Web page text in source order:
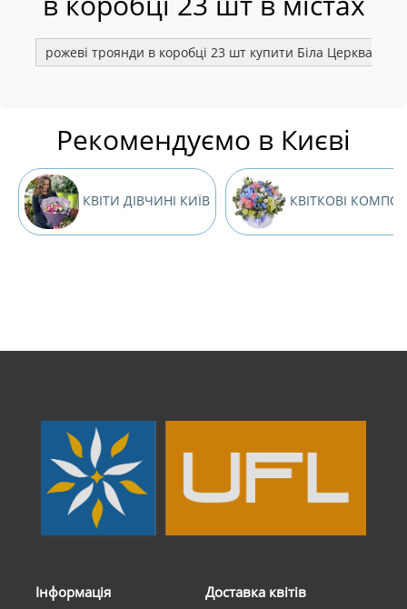
рожеві троянди в коробці 23 шт купити Біла Церква
Рекомендуємо в Києві
КВІТИ ДІВЧИНІ КИЇВ КВІТКОВІ
Інформація
Доставка квітів